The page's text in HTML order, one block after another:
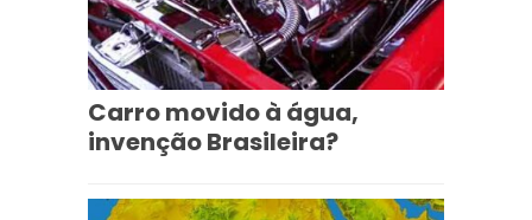
Carro movido à água,
invenção Brasileira?